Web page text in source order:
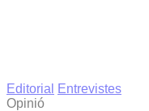
Editorial
Entrevistes
Opinió